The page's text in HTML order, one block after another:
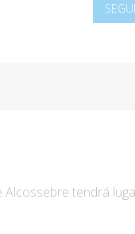
tendrá